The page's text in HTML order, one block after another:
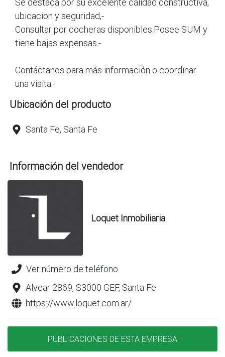
Se destaca por su excelente calidad constructiva,
ubicacion y seguridad,-
Consultar por cocheras disponibles.Posee SUM y
tiene bajas expensas.-
Contáctanos para más información o coordinar
una visita.-
Ubicación del producto
Santa Fe, Santa Fe
Información del vendedor
Loquet Inmobiliaria
Ver número de teléfono
Alvear 2869, S3000 GEF, Santa Fe
https://www.loquet.com.ar/
PUBLICACIONES DE ESTA EMPRESA